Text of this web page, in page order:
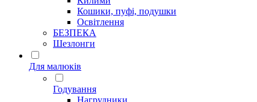
Кошики, пуфі, подушки
Освітлення
БЕЗПЕКА
Шезлонги
Для малюків
Годування
Нагрудники